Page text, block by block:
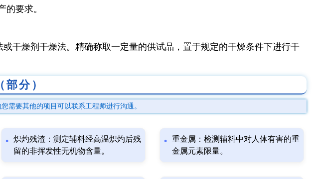
要求。
干燥剂干燥法。精确称取一定量的供试品，置于规定的干燥条件下进行干
分）
需要其他的项目可以联系工程师进行沟通。
炽灼残渣：测定辅料经高温炽灼后残
留的非挥发性无机物含量。
重金属：检测辅料中对人体有害的重
金属元素限量。